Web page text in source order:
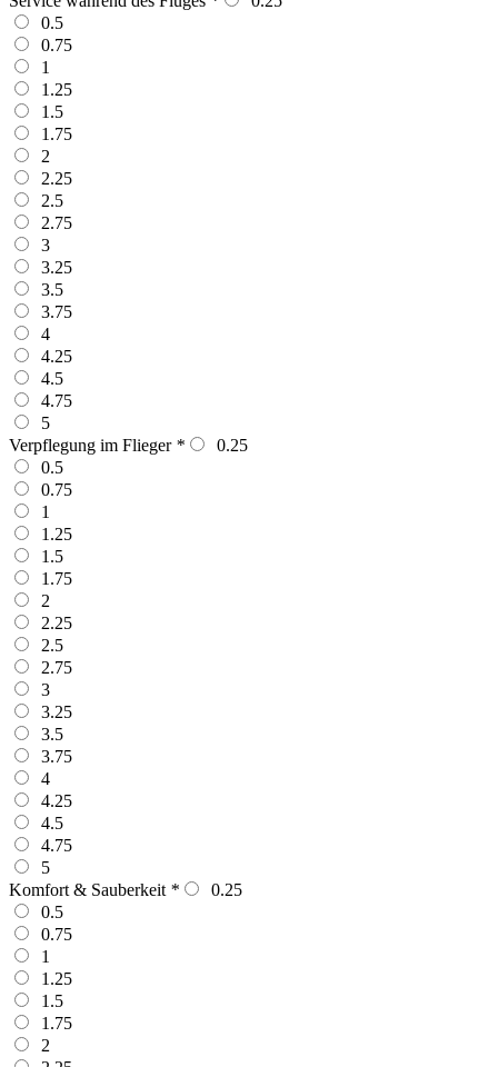
0.5
0.75
1
1.25
1.5
1.75
2
2.25
2.5
2.75
3
3.25
3.5
3.75
4
4.25
4.5
4.75
5
Verpflegung im Flieger *
0.25
0.5
0.75
1
1.25
1.5
1.75
2
2.25
2.5
2.75
3
3.25
3.5
3.75
4
4.25
4.5
4.75
5
Komfort & Sauberkeit *
0.25
0.5
0.75
1
1.25
1.5
1.75
2